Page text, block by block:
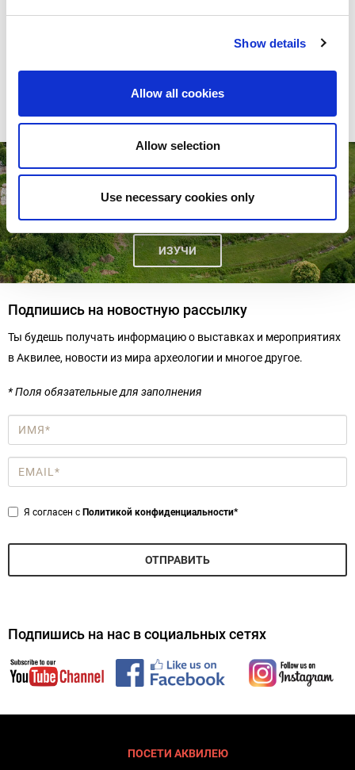
Show details
Allow all cookies
Allow selection
Use necessary cookies only
АРХЕОЛОГИЧЕСКАЯ ЗОНА ПАСКУАЛИС -
РЫНКИ
ИЗУЧИ
Подпишись на новостную рассылку
Ты будешь получать информацию о выставках и мероприятиях
в Аквилее, новости из мира археологии и многое другое.
* Поля обязательные для заполнения
Имя
*
Email
*
Privacy
Я согласен с Политикой конфиденциальности*
ОТПРАВИТЬ
Подпишись на нас в социальных сетях
ПОСЕТИ АКВИЛЕЮ